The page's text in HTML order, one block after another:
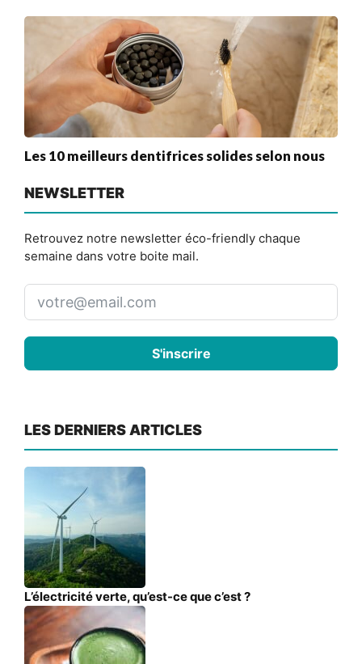
Les 10 meilleurs dentifrices solides selon nous
NEWSLETTER
Retrouvez notre newsletter éco-friendly chaque
semaine dans votre boite mail.
S'inscrire
LES DERNIERS ARTICLES
L’électricité verte, qu’est-ce que c’est ?